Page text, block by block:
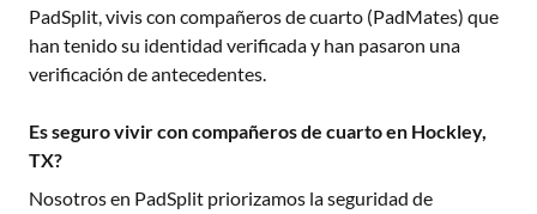
PadSplit, vivis con compañeros de cuarto (PadMates) que
han tenido su identidad verificada y han pasaron una
verificación de antecedentes.
Es seguro vivir con compañeros de cuarto en Hockley,
TX?
Nosotros en PadSplit priorizamos la seguridad de